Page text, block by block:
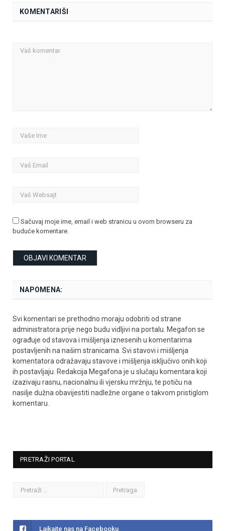
KOMENTARIŠI
Sačuvaj moje ime, email i web stranicu u ovom browseru za
buduće komentare.
NAPOMENA:
Svi komentari se prethodno moraju odobriti od strane
administratora prije nego budu vidljivi na portalu. Megafon se
ograđuje od stavova i mišljenja iznesenih u komentarima
postavljenih na našim stranicama. Svi stavovi i mišljenja
komentatora odražavaju stavove i mišljenja isključivo onih koji
ih postavljaju. Redakcija Megafona je u slučaju komentara koji
izazivaju rasnu, nacionalnu ili vjersku mržnju, te potiču na
nasilje dužna obavijestiti nadležne organe o takvom pristiglom
komentaru.
PRETRAŽI PORTAL
Lajkajte nas na Facebooku